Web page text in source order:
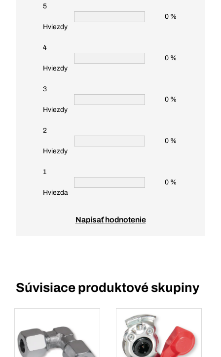
5
Hviezdy
0 %
4
Hviezdy
0 %
3
Hviezdy
0 %
2
Hviezdy
0 %
1
Hviezda
0 %
Napísať hodnotenie
Súvisiace produktové skupiny